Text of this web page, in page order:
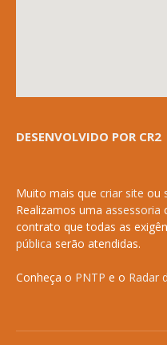
DESENVOLVIDO POR CR2
Muito mais que criar site ou
Realizamos uma assessoria
contrato que todas as
pública serão atendidas.
Conheça o PNTP e o Radar